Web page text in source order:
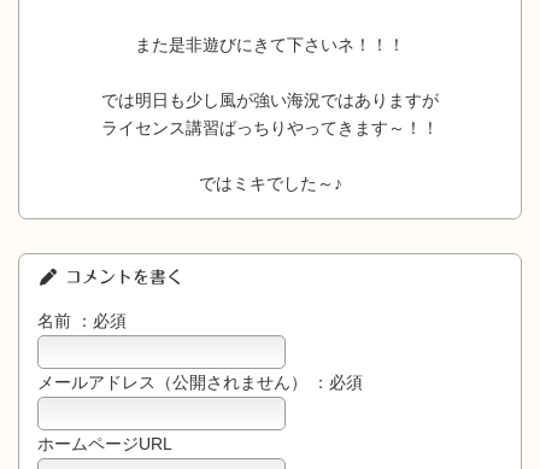
また是非遊びにきて下さいネ！！！
では明日も少し風が強い海況ではありますが
ライセンス講習ばっちりやってきます～！！
ではミキでした～♪
コメントを書く
名前 ：必須
メールアドレス（公開されません） ：必須
ホームページURL